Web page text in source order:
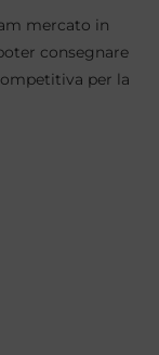
mercato in
consegnare
per la